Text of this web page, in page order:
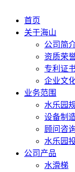
首页
关于海山
公司简
资质荣
专利证
企业文
业务范围
水乐园
设备制
顾问咨
水乐园
公司产品
水滑梯